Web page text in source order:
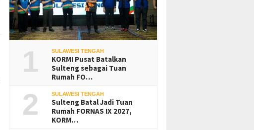
1 SULAWESI TENGAH
KORMI Pusat Batalkan
Sulteng sebagai Tuan
Rumah FO…
2 SULAWESI TENGAH
Sulteng Batal Jadi Tuan
Rumah FORNAS IX 2027,
KORM…